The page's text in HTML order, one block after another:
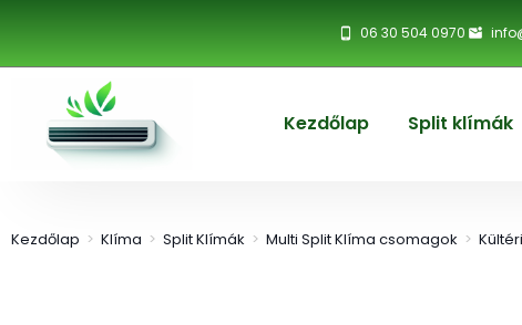
06 30 504 0970
Kezdőlap Split klímák
Kezdőlap > Klíma > Split Klímák > Multi Split Klíma csomagok >